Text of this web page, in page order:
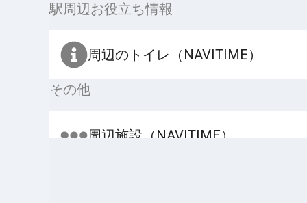
駅周辺お役立ち情報
周辺のトイレ（NAVITIME）
その他
周辺施設（NAVITIME）